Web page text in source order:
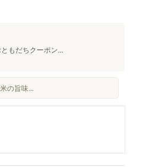
もだちクーポン...
の旨味...